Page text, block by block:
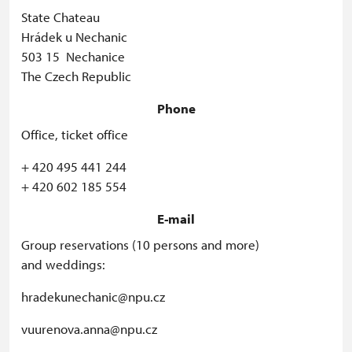
State Chateau
Hrádek u Nechanic
503 15 Nechanice
The Czech Republic
Phone
Office, ticket office
+ 420 495 441 244
+ 420 602 185 554
E-mail
Group reservations (10 persons and more)
and weddings:
hradekunechanic@npu.cz
vuurenova.anna@npu.cz